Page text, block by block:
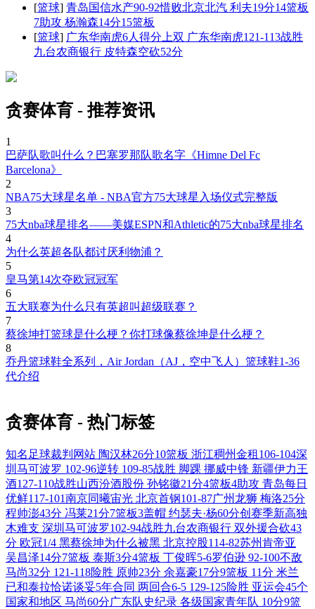
[篮球] 青岛国信水产90-92惜败北京北汽 利夫19分14篮板
7助攻 杨瀚森14分15篮板
[篮球] 广东华南虎6人得分上双 广东华南虎121-113战胜
九台农商银行 皮特森空砍52分
贪赛体育 - 推荐资讯
1
巴萨队歌叫什么？巴塞罗那队歌名字《Himne Del Fc
Barcelona》
2
NBA75大球星名单 - NBA官方75大球星入场仪式完整版
3
75大nba球星排名——美媒ESPN和Athletic的75大nba球星排名
4
为什么英超各队都讨厌利物浦？
5
皇马第14次夺欧冠冠军
6
五大联赛为什么只有英超叫超级联赛？
7
蔡徐坤打篮球是什么梗？你打球像蔡徐坤是什么梗？
8
乔丹篮球鞋全系列，Air Jordan（AJ，空中飞人）篮球鞋1-36
代介绍
贪赛体育 - 热门标签
知名足球裁判网站 陶汉林26分10篮板 浙江稠州金租106-104深
圳马可波罗 102-96逆转 109-85战胜 脚踝 挪威中锋 新疆伊力王
酒127-110战胜山西汾酒股份 孙铭徽21分4篮板4助攻 青岛每日
优鲜117-101南京同曦宙光 北京首钢101-87广州龙狮 梅洛25分
程帅澎43分 冯莱21分7篮板3盖帽 约瑟夫·杨60分创赛季新高独
木难支 深圳马可波罗102-94战胜九台农商银行 双外援合砍43
分 欧冠1/4 黑蔡徐坤为什么被黑 北京控股114-82苏州肯帝亚
吴昌泽14分7篮板 泰斯3分4篮板 丁俊晖5-6罗伯逊 92-100不敌
马尚32分 121-118险胜 原帅23分 余嘉豪17分9篮板 11分 米兰
已和泰拉恰诺谈妥5年合同 两回合6-5 129-125险胜 亚运会45个
国家和地区 马尚60分广东队史纪录 各级国家青年队 10分9篮